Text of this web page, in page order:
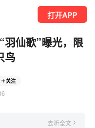
打开APP
羽仙歌”曝光，限
鸟
关注
去听全文